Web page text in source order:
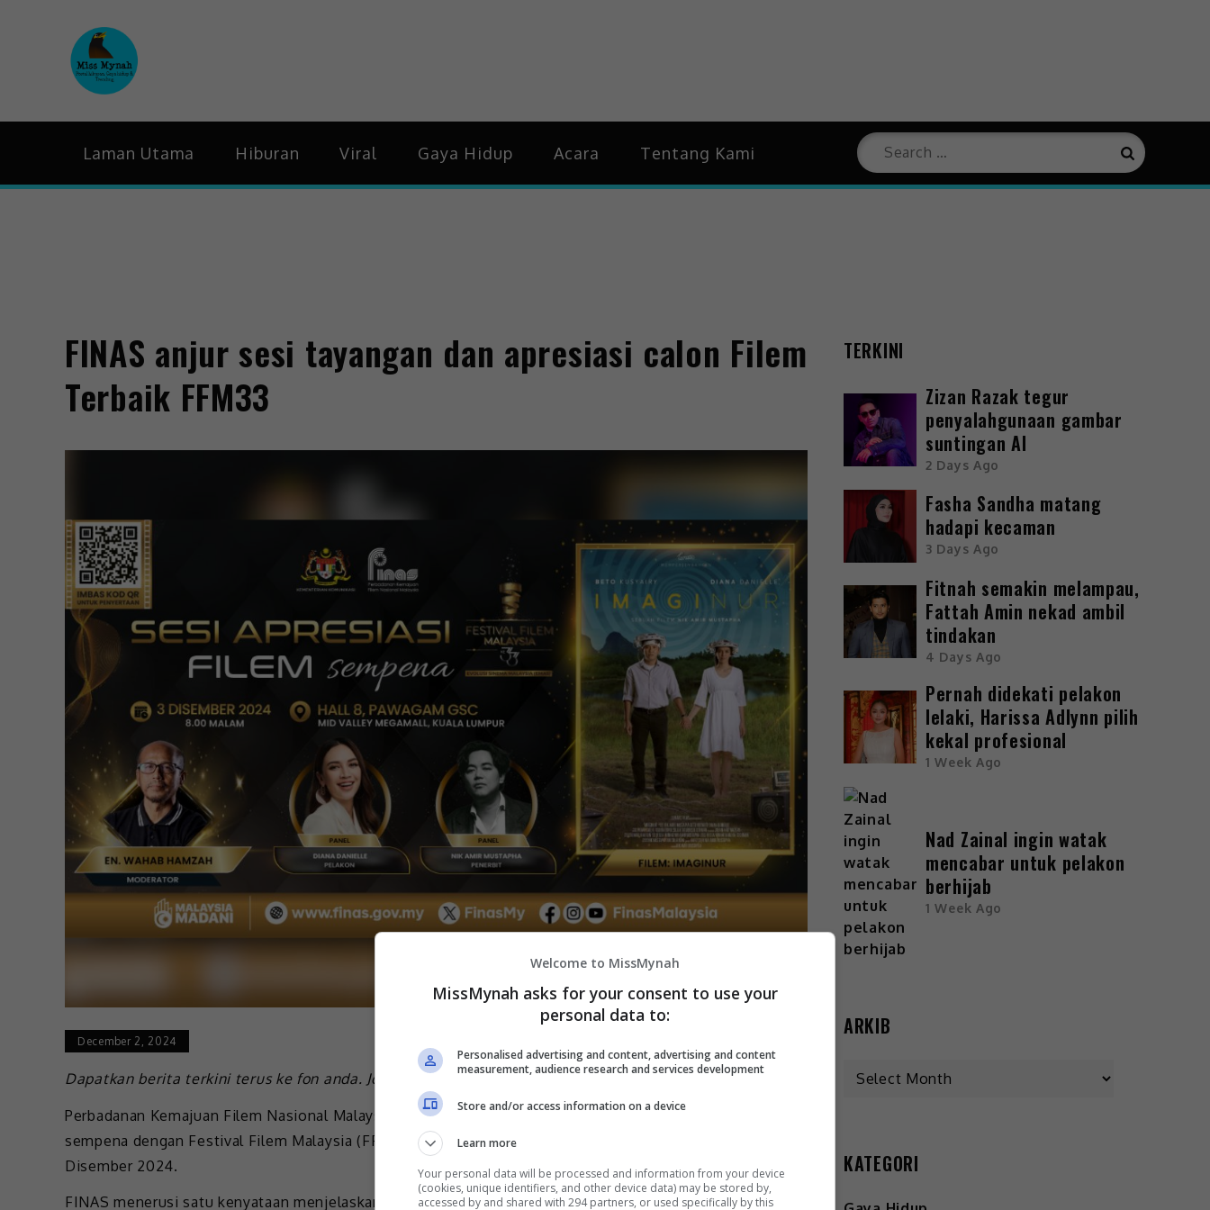
Laman Utama Hiburan Viral Gaya Hidup Acara Tentang Kami
FINAS anjur sesi tayangan dan apresiasi calon Filem
Terbaik FFM33
December 2, 2024
Dapatkan berita terkini terus ke fon anda. Join channel Telegramkami.
Perbadanan Kemajuan Filem Nasional Malaysia (FINAS) menganjurkan sesi tayangan dan apresiasi filem
sempena dengan Festival Filem Malaysia (FFM) Ke-33 selama lima hari, mulai 2 Disember hingga 6
Disember 2024.
FINAS menerusi satu kenyataan menjelaskan program ini membabitkan tayangan filem-filem yang
TERKINI
Zizan Razak tegur
penyalahgunaan gambar
suntingan AI
2 Days Ago
Fasha Sandha matang
hadapi kecaman
3 Days Ago
Fitnah semakin melampau,
Fattah Amin nekad ambil
tindakan
4 Days Ago
Pernah didekati pelakon
lelaki, Harissa Adlynn pilih
kekal profesional
1 Week Ago
Nad Zainal ingin watak
mencabar untuk pelakon
berhijab
1 Week Ago
ARKIB
KATEGORI
Welcome to MissMynah
MissMynah asks for your consent to use your
personal data to:
Personalised advertising and content, advertising and content
measurement, audience research and services development
Store and/or access information on a device
Learn more
Your personal data will be processed and information from your device
(cookies, unique identifiers, and other device data) may be stored by,
accessed by and shared with 294 partners, or used specifically by this